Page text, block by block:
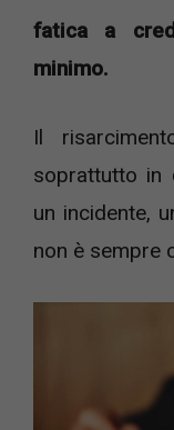
fatica a
minimo.
Il
soprattutto in
un incidente,
non è sempre